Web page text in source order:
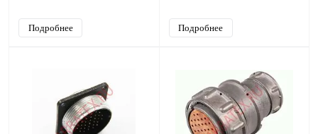
Подробнее Подробнее